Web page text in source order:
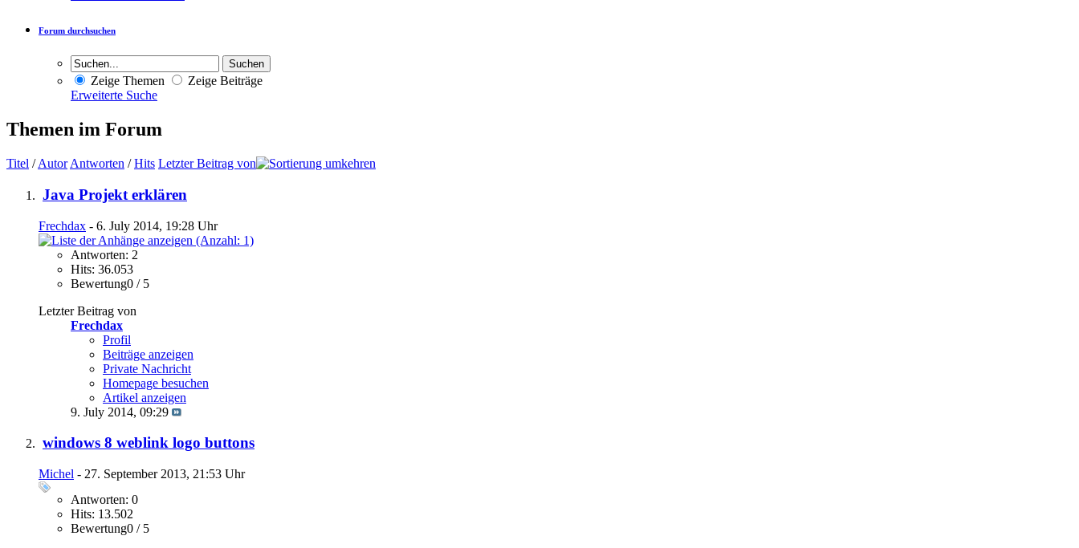
Forum durchsuchen
Zeige Themen
Zeige Beiträge
Erweiterte Suche
Themen im Forum
Titel /Autor Antworten /Hits Letzter Beitrag von
Java Projekt erklären
Frechdax - 6. July 2014, 19:28 Uhr
Antworten: 2
Hits: 36.053
Bewertung0 / 5
Letzter Beitrag von
Frechdax
Profil
Beiträge anzeigen
Private Nachricht
Homepage besuchen
Artikel anzeigen
9. July 2014, 09:29
windows 8 weblink logo buttons
Michel - 27. September 2013, 21:53 Uhr
Antworten: 0
Hits: 13.502
Bewertung0 / 5